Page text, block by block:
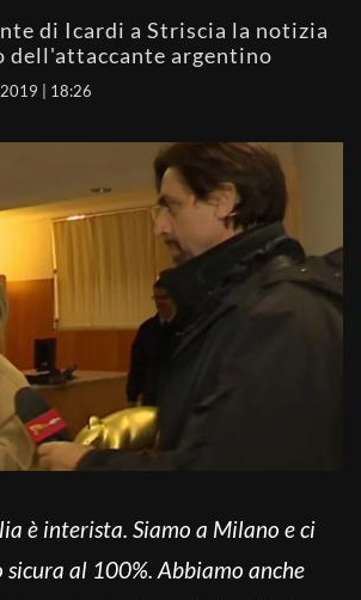
di Icardi a Striscia la notizia
dell'attaccante argentino
| 18:26
è interista. Siamo a Milano e ci
sicura al 100%. Abbiamo anche